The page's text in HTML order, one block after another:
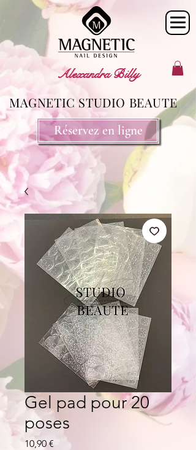
Réservez en ligne
MAGNETIC STUDIO BEAUTE
Alexandra Billy
Gel pad pour 20
poses
10,90 € Prix